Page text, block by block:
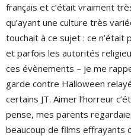
français et c’était vraiment
qu’ayant une culture très
touchait à ce sujet : ce
et parfois les autorités
ces évènements – je me
garde contre Halloween
certains JT. Aimer l’horreur
pense, mes parents
beaucoup de films effrayants